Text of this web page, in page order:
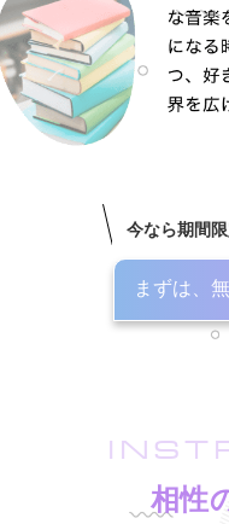
今なら期間
まずは、
相性